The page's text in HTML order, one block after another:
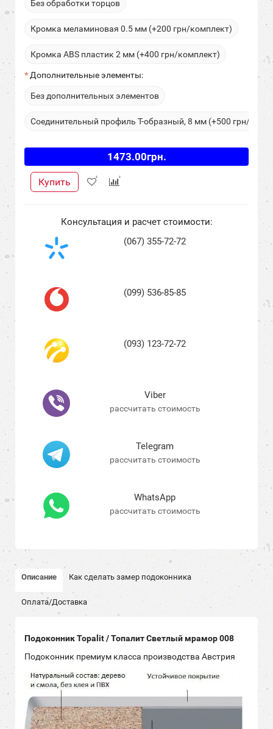
Без обработки торцов
Кромка меламиновая 0.5 мм (+200 грн/комплект)
Кромка ABS пластик 2 мм (+400 грн/комплект)
Дополнительные элементы:
Без дополнительных элементов
Соединительный профиль Т-образный, 8 мм (+500 грн/
1473.00грн.
Купить
Консультация и расчет стоимости:
(067) 355-72-72
(099) 536-85-85
(093) 123-72-72
Viber
рассчитать стоимость
Telegram
рассчитать стоимость
WhatsApp
рассчитать стоимость
Описание Как сделать замер подоконника
Оплата/Доставка
Подоконник Topalit / Топалит Светлый мрамор 008
Подоконник премиум класса производства Австрия